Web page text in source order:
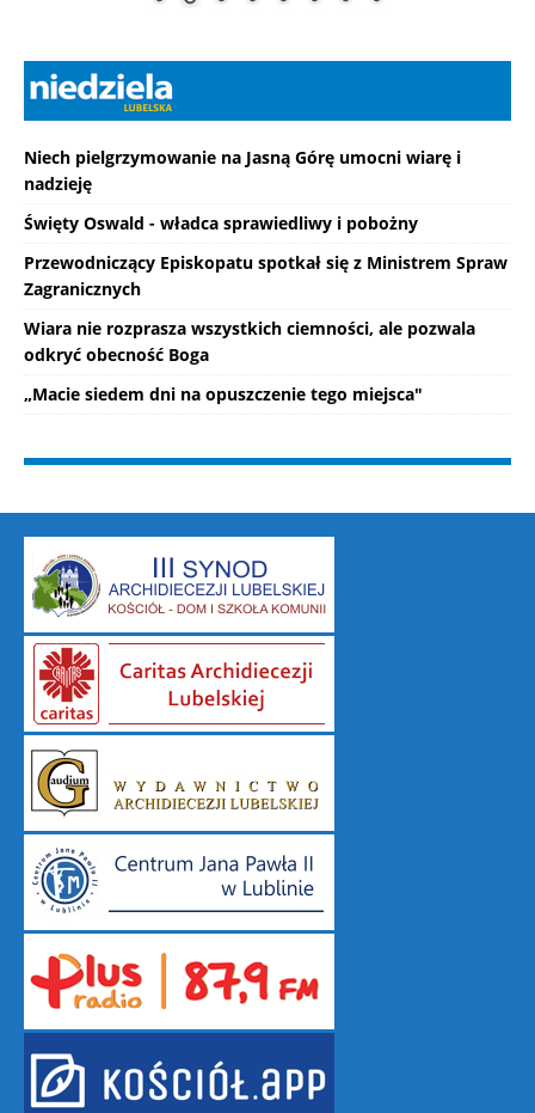
Niech pielgrzymowanie na Jasną Górę umocni wiarę i
nadzieję
Święty Oswald - władca sprawiedliwy i pobożny
Przewodniczący Episkopatu spotkał się z Ministrem Spraw
Zagranicznych
Wiara nie rozprasza wszystkich ciemności, ale pozwala
odkryć obecność Boga
„Macie siedem dni na opuszczenie tego miejsca"